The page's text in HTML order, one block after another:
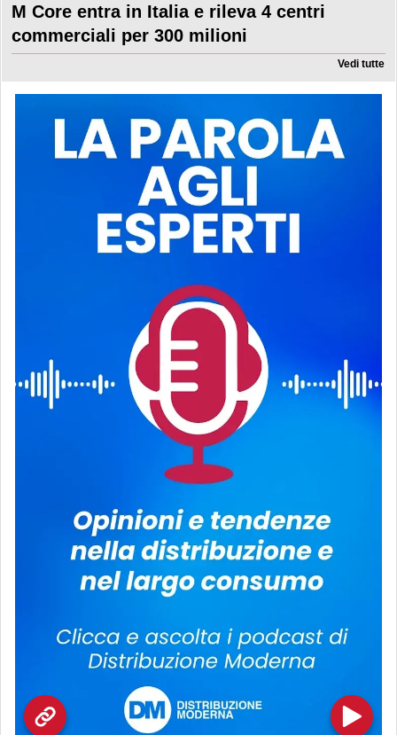
M Core entra in Italia e rileva 4 centri
commerciali per 300 milioni
Vedi tutte